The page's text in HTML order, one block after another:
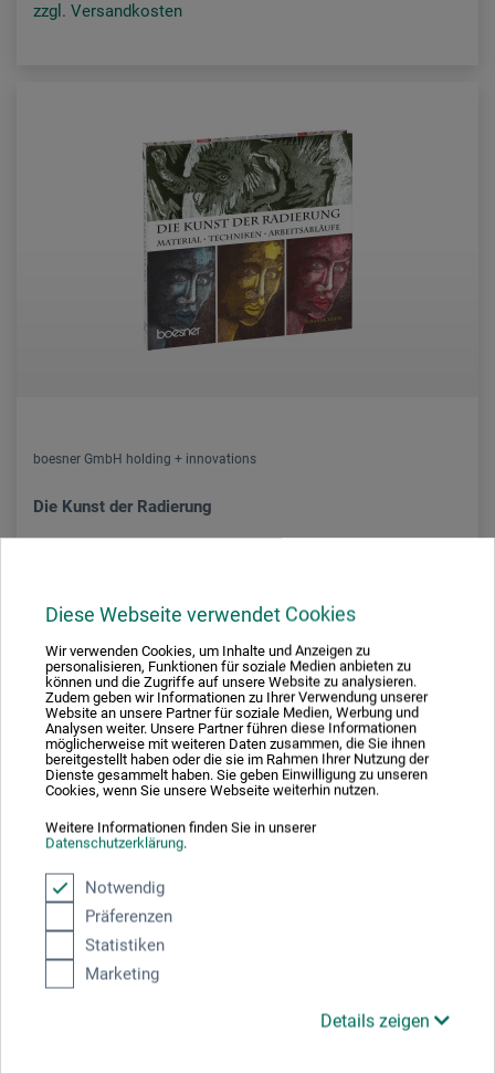
Diese Webseite verwendet Cookies
Wir verwenden Cookies, um Inhalte und Anzeigen zu
personalisieren, Funktionen für soziale Medien anbieten zu
können und die Zugriffe auf unsere Website zu analysieren.
Zudem geben wir Informationen zu Ihrer Verwendung unserer
Website an unsere Partner für soziale Medien, Werbung und
Analysen weiter. Unsere Partner führen diese Informationen
möglicherweise mit weiteren Daten zusammen, die Sie ihnen
bereitgestellt haben oder die sie im Rahmen Ihrer Nutzung der
Dienste gesammelt haben. Sie geben Einwilligung zu unseren
Cookies, wenn Sie unsere Webseite weiterhin nutzen.
Weitere Informationen finden Sie in unserer
Datenschutzerklärung.
Notwendig
Präferenzen
Statistiken
Marketing
Details zeigen
zzgl. Versandkosten
boesner GmbH holding + innovations
Die Kunst der Radierung
zzgl. Versandkosten